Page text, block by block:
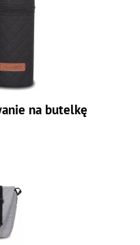
na butelkę